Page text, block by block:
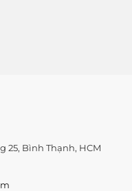
25, Bình Thạnh, HCM